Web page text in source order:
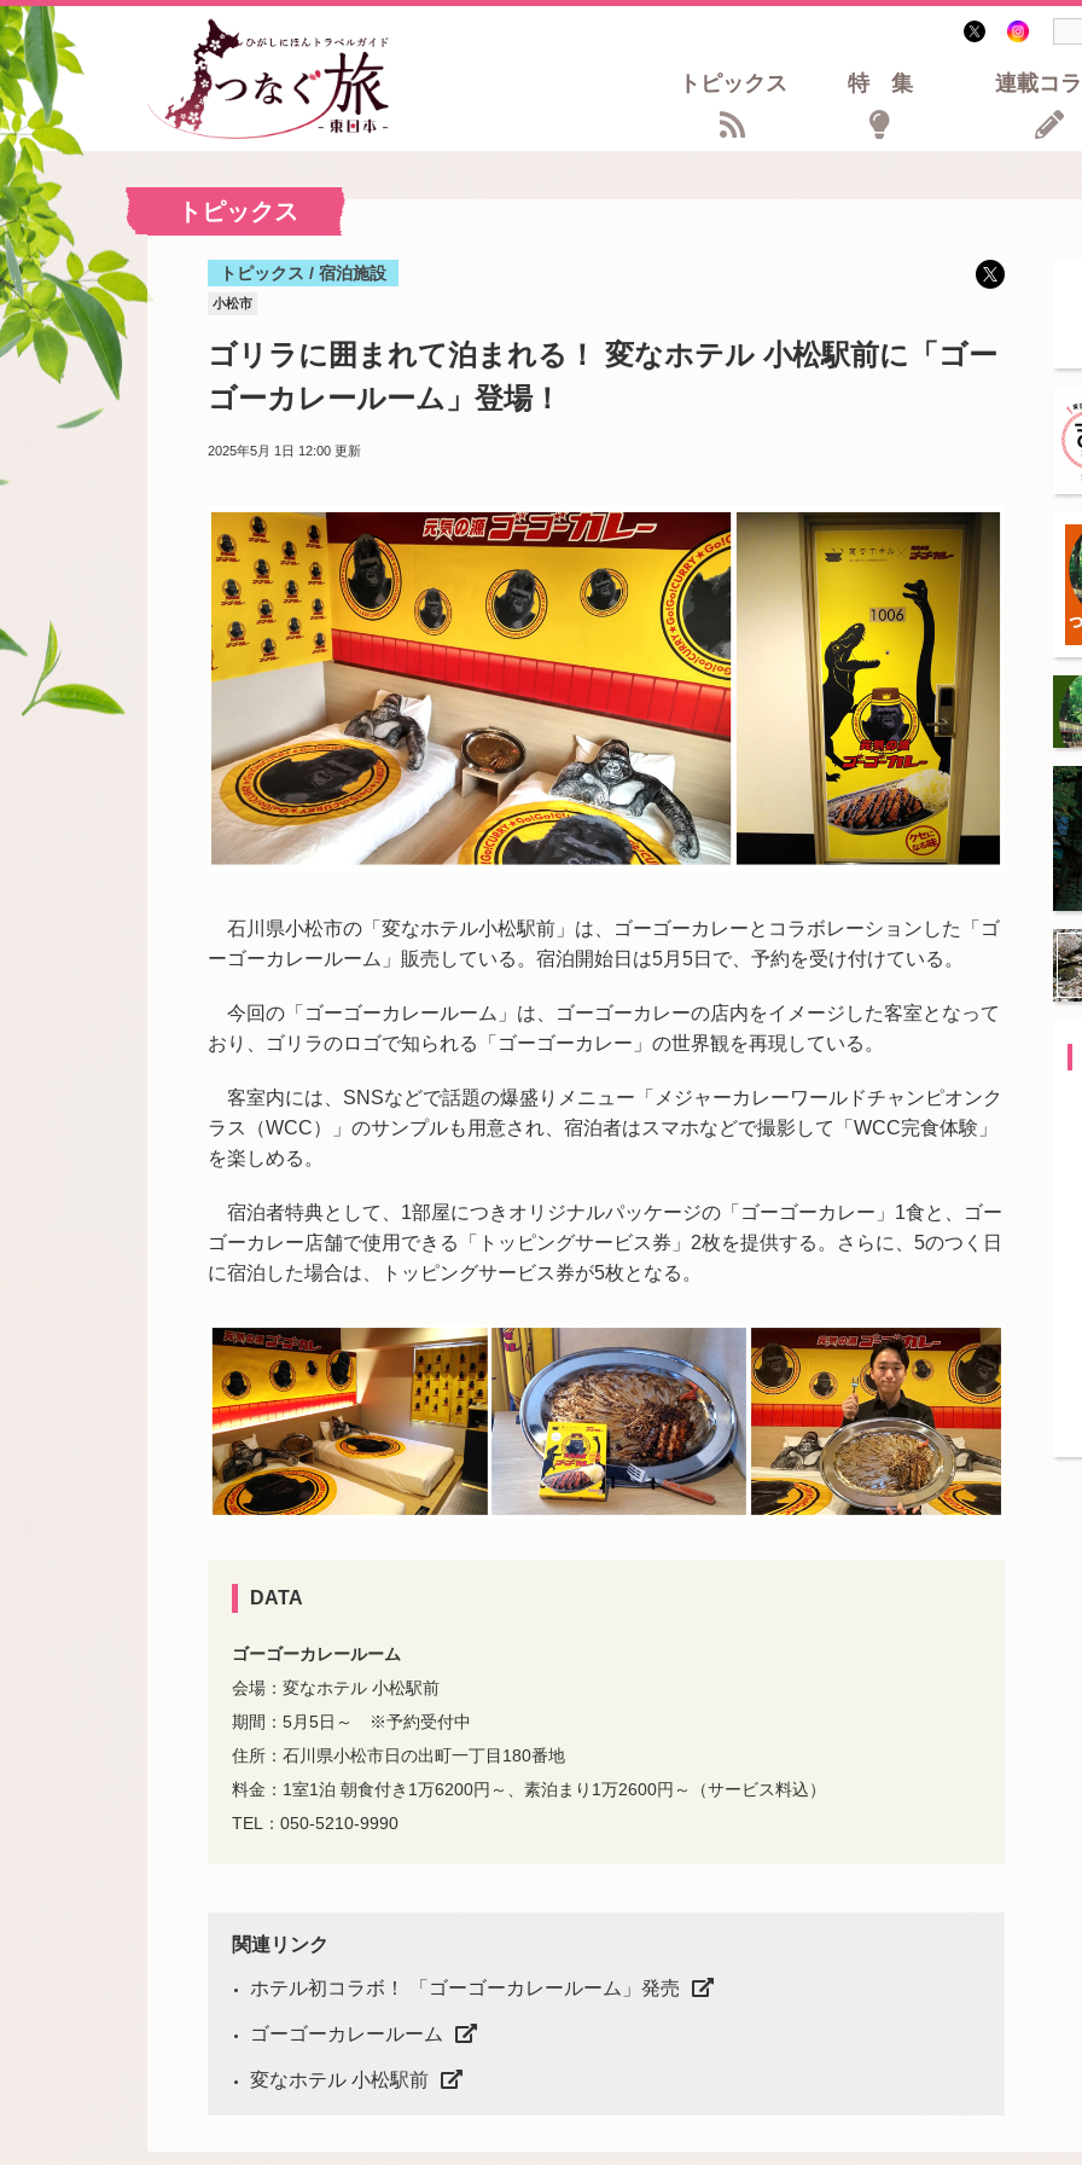
トピックス 特集 連載コ
トピックス
トピックス / 宿泊施設
小松市
ゴリラに囲まれて泊まれる！ 変なホテル 小松駅前に「ゴー
ゴーカレールーム」登場！
2025年5月 1日 12:00 更新
石川県小松市の「変なホテル小松駅前」は、ゴーゴーカレーとコラボレーションした「ゴ
ーゴーカレールーム」販売している。宿泊開始日は5月5日で、予約を受け付けている。
今回の「ゴーゴーカレールーム」は、ゴーゴーカレーの店内をイメージした客室となって
おり、ゴリラのロゴで知られる「ゴーゴーカレー」の世界観を再現している。
客室内には、SNSなどで話題の爆盛りメニュー「メジャーカレーワールドチャンピオンク
ラス（WCC）」のサンプルも用意され、宿泊者はスマホなどで撮影して「WCC完食体験」
を楽しめる。
宿泊者特典として、1部屋につきオリジナルパッケージの「ゴーゴーカレー」1食と、ゴー
ゴーカレー店舗で使用できる「トッピングサービス券」2枚を提供する。さらに、5のつく日
に宿泊した場合は、トッピングサービス券が5枚となる。
DATA
ゴーゴーカレールーム
会場：変なホテル 小松駅前
期間：5月5日～ ※予約受付中
住所：石川県小松市日の出町一丁目180番地
料金：1室1泊 朝食付き1万6200円～、素泊まり1万2600円～（サービス料込）
TEL：050-5210-9990
関連リンク
ホテル初コラボ！ 「ゴーゴーカレールーム」発売
ゴーゴーカレールーム
変なホテル 小松駅前